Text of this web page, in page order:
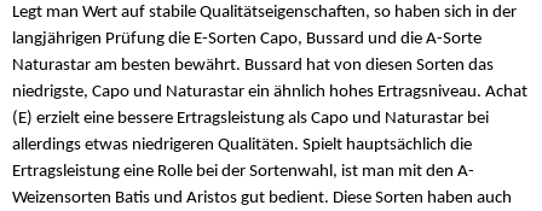
Legt man Wert auf stabile Qualitätseigenschaften, so haben sich in der
langjährigen Prüfung die E-Sorten Capo, Bussard und die A-Sorte
Naturastar am besten bewährt. Bussard hat von diesen Sorten das
niedrigste, Capo und Naturastar ein ähnlich hohes Ertragsniveau. Achat
(E) erzielt eine bessere Ertragsleistung als Capo und Naturastar bei
allerdings etwas niedrigeren Qualitäten. Spielt hauptsächlich die
Ertragsleistung eine Rolle bei der Sortenwahl, ist man mit den A-
Weizensorten Batis und Aristos gut bedient. Diese Sorten haben auch